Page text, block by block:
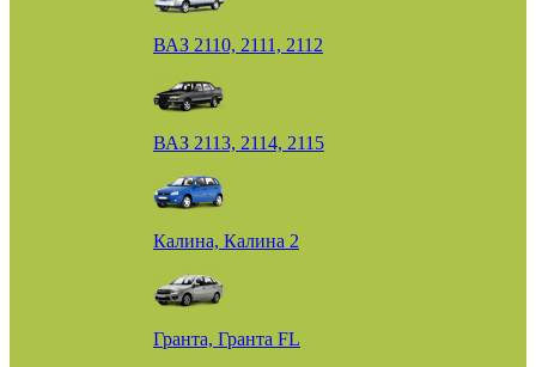
ВАЗ 2110, 2111, 2112
ВАЗ 2113, 2114, 2115
Калина, Калина 2
Гранта, Гранта FL